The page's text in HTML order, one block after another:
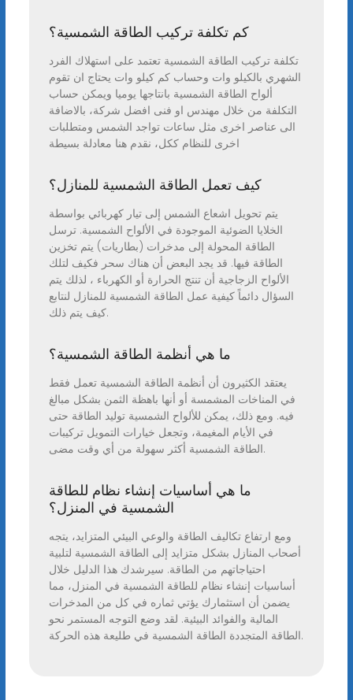
كم تكلفة تركيب الطاقة الشمسية؟
تكلفة تركيب الطاقة الشمسية تعتمد على استهلاك الفرد
الشهري بالكيلو وات وحساب كم كيلو وات يحتاج ان تقوم
ألواح الطاقة الشمسية بانتاجها يوميا ويمكن حساب
التكلفة من خلال مهندس او فنى افضل شركة، بالاضافة
الى عناصر اخرى مثل ساعات تواجد الشمس ومتطلبات
اخرى للنظام ككل، نقدم هنا معادلة بسيطة
كيف تعمل الطاقة الشمسية للمنازل؟
يتم تحويل اشعاع الشمس إلى تيار كهربائي بواسطة
الخلايا الضوئية الموجودة في الألواح الشمسية. ترسل
الطاقة المحولة إلى مدخرات (بطاريات) يتم تخزين
الطاقة فيها. قد يجد البعض أن هناك سحر فكيف لتلك
الألواح الزجاجية أن تنتج الحرارة أو الكهرباء ، لذلك يتم
السؤال دائماً كيفية عمل الطاقة الشمسية للمنازل لنتابع
كيف يتم ذلك.
ما هي أنظمة الطاقة الشمسية؟
يعتقد الكثيرون أن أنظمة الطاقة الشمسية تعمل فقط
في المناخات المشمسة أو أنها باهظة الثمن بشكل مبالغ
فيه. ومع ذلك، يمكن للألواح الشمسية توليد الطاقة حتى
في الأيام المغيمة، وتجعل خيارات التمويل تركيبات
الطاقة الشمسية أكثر سهولة من أي وقت مضى.
ما هي أساسيات إنشاء نظام للطاقة
الشمسية في المنزل؟
ومع ارتفاع تكاليف الطاقة والوعي البيئي المتزايد، يتجه
أصحاب المنازل بشكل متزايد إلى الطاقة الشمسية لتلبية
احتياجاتهم من الطاقة. سيرشدك هذا الدليل خلال
أساسيات إنشاء نظام للطاقة الشمسية في المنزل، مما
يضمن أن استثمارك يؤتي ثماره في كل من المدخرات
المالية والفوائد البيئية. لقد وضع التوجه المستمر نحو
الطاقة المتجددة الطاقة الشمسية في طليعة هذه الحركة.